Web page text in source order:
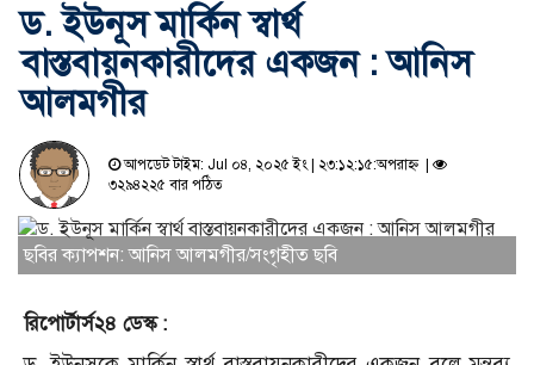
ড. ইউনূস মার্কিন স্বার্থ
বাস্তবায়নকারীদের একজন : আনিস
আলমগীর
আপডেট টাইম: Jul ০৪, ২০২৫ ইং | ২৩:১২:১৫:অপরাহ্ন |
৩২৯৪২২৫ বার পঠিত
ছবির ক্যাপশন: আনিস আলমগীর/সংগৃহীত ছবি
রিপোর্টার্স২৪ ডেস্ক :